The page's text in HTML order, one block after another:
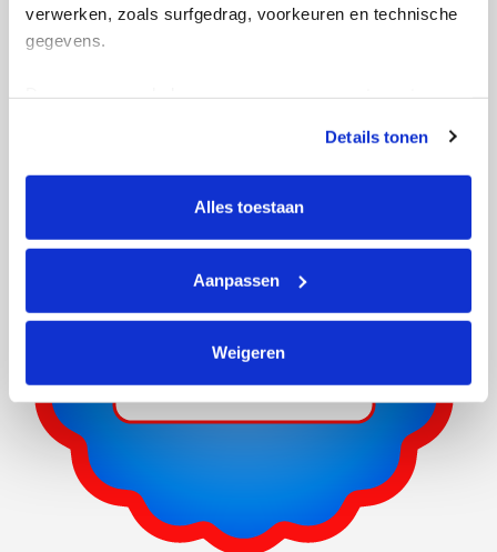
verwerken, zoals surfgedrag, voorkeuren en technische
gegevens.
tonen. Je kunt je toestemming op elk moment wijzigen of
intrekken via Cookie instellingen onderaan de pagina. De
lijst met cookies is te vinden in het tabblad “details”.
Details tonen
Alles toestaan
Aanpassen
Weigeren